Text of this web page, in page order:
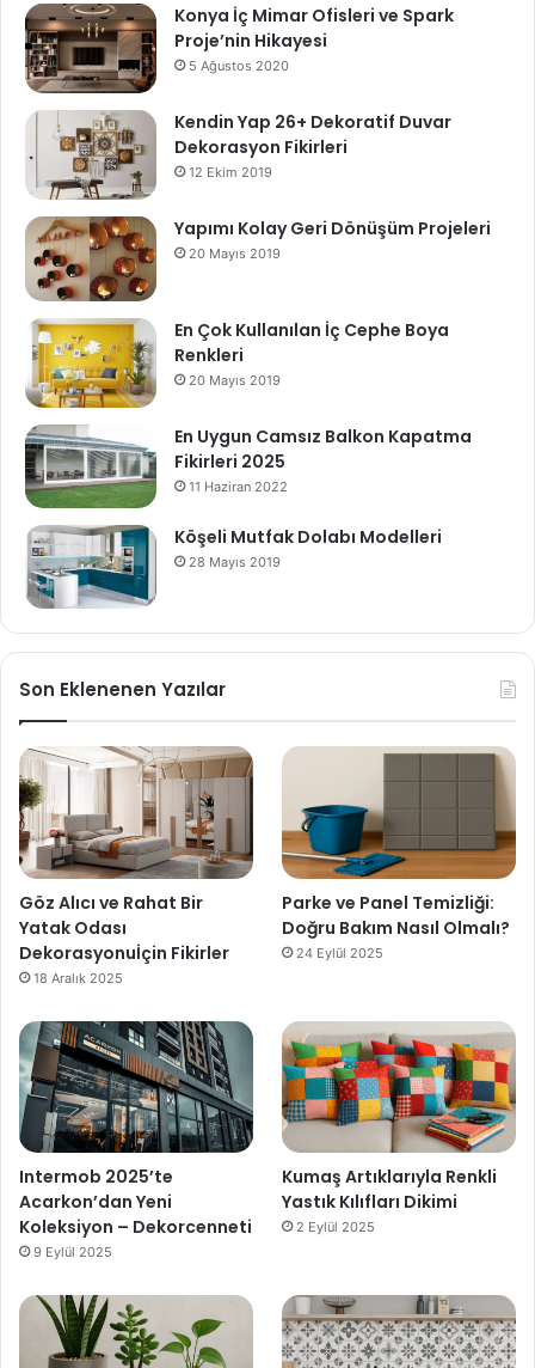
Konya İç Mimar Ofisleri ve Spark
Proje’nin Hikayesi
5 Ağustos 2020
Kendin Yap 26+ Dekoratif Duvar
Dekorasyon Fikirleri
12 Ekim 2019
Yapımı Kolay Geri Dönüşüm Projeleri
20 Mayıs 2019
En Çok Kullanılan İç Cephe Boya
Renkleri
20 Mayıs 2019
En Uygun Camsız Balkon Kapatma
Fikirleri 2025
11 Haziran 2022
Köşeli Mutfak Dolabı Modelleri
28 Mayıs 2019
Son Eklenenen Yazılar
Göz Alıcı ve Rahat Bir
Yatak Odası
Dekorasyonuİçin Fikirler
18 Aralık 2025
Parke ve Panel Temizliği:
Doğru Bakım Nasıl Olmalı?
24 Eylül 2025
Intermob 2025’te
Acarkon’dan Yeni
Koleksiyon – Dekorcenneti
9 Eylül 2025
Kumaş Artıklarıyla Renkli
Yastık Kılıfları Dikimi
2 Eylül 2025